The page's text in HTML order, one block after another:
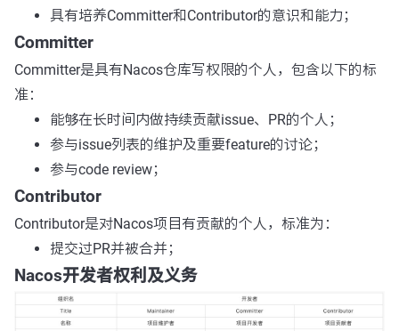
具有培养Committer和Contributor的意识和能力；
Committer
Committer是具有Nacos仓库写权限的个人，包含以下的标
准：
能够在长时间内做持续贡献issue、PR的个人；
参与issue列表的维护及重要feature的讨论；
参与code review；
Contributor
Contributor是对Nacos项目有贡献的个人，标准为：
提交过PR并被合并；
Nacos开发者权利及义务